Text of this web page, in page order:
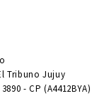
Tribuno Jujuy
- CP (A4412BYA)